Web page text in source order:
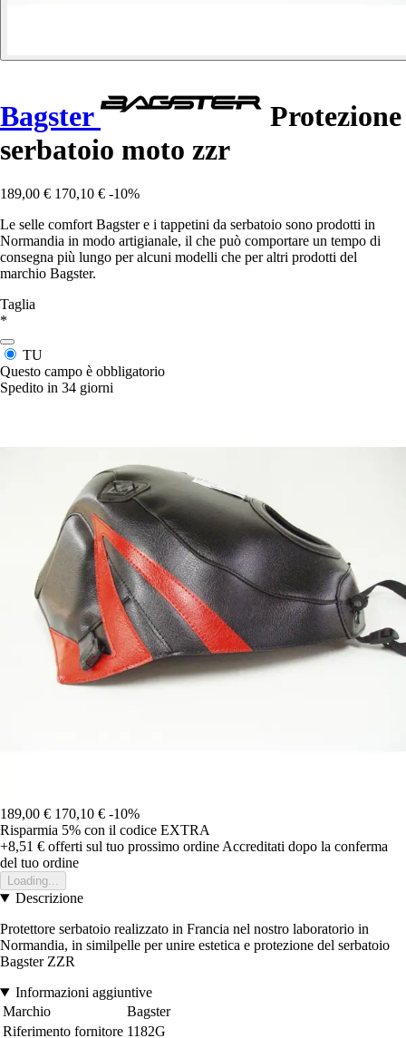
Bagster
Protezione
serbatoio moto zzr
189,00 € 170,10 € -10%
Le selle comfort Bagster e i tappetini da serbatoio sono prodotti in
Normandia in modo artigianale, il che può comportare un tempo di
consegna più lungo per alcuni modelli che per altri prodotti del
marchio Bagster.
Taglia
*
TU
Questo campo è obbligatorio
Spedito in 34 giorni
189,00 € 170,10 € -10%
Risparmia 5% con il codice EXTRA
+8,51 € offerti sul tuo prossimo ordine Accreditati dopo la conferma
del tuo ordine
Loading...
Descrizione
Protettore serbatoio realizzato in Francia nel nostro laboratorio in
Normandia, in similpelle per unire estetica e protezione del serbatoio
Bagster ZZR
Informazioni aggiuntive
Marchio
Bagster
Riferimento fornitore 1182G